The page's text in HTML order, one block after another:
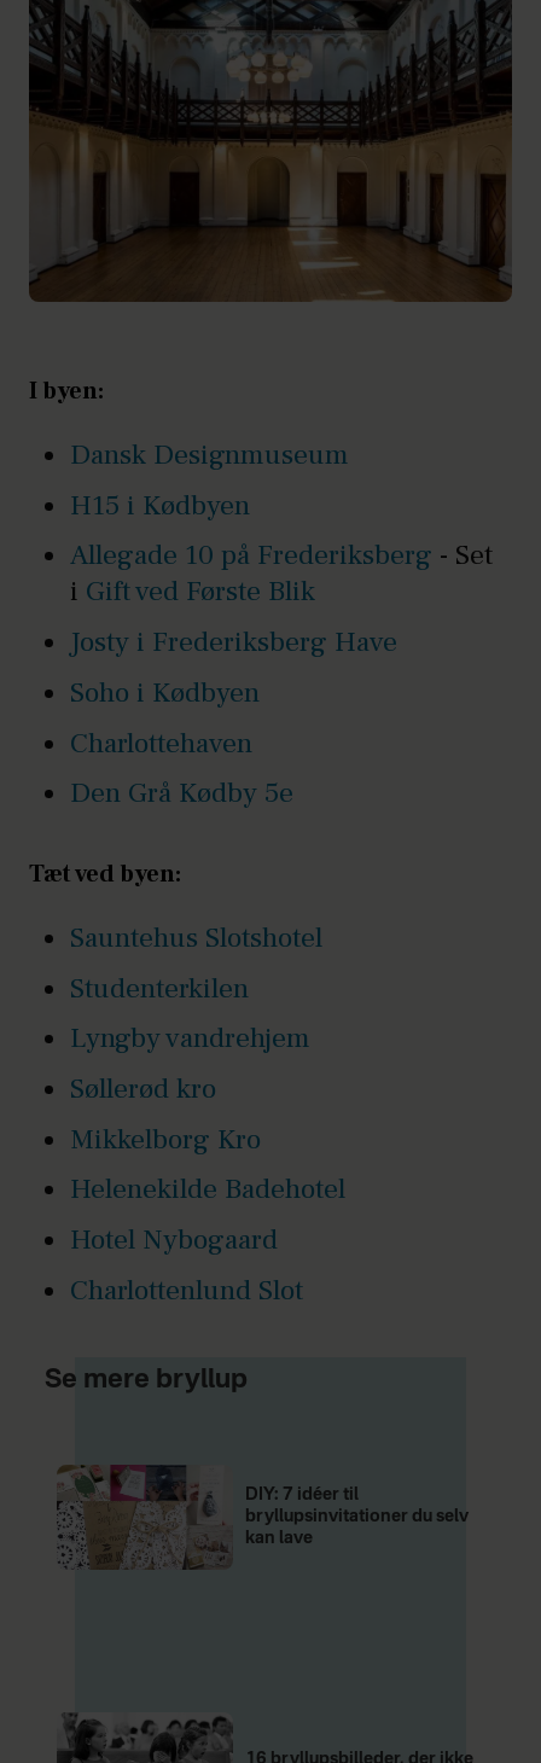
I byen:
Dansk Designmuseum
H15 i Kødbyen
Allegade 10 på Frederiksberg - Set
i Gift ved Første Blik
Josty i Frederiksberg Have
Soho i Kødbyen
Charlottehaven
Den Grå Kødby 5e
Tæt ved byen:
Sauntehus Slotshotel
Studenterkilen
Lyngby vandrehjem
Søllerød kro
Mikkelborg Kro
Helenekilde Badehotel
Hotel Nybogaard
Charlottenlund Slot
Se mere bryllup
DIY: 7 idéer til
bryllupsinvitationer du selv
kan lave
16 bryllupsbilleder, der ikke